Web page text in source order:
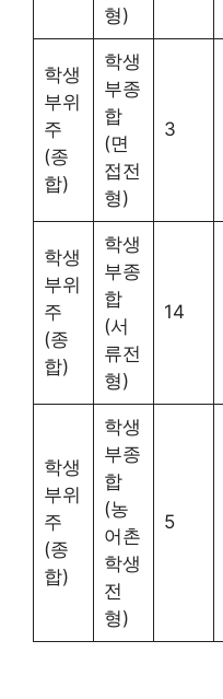
형)
학생
부위
주
(종
합)
학생
부종
합
(면
접전
형)
3
학생
부위
주
(종
합)
학생
부종
합
(서
류전
형)
14
학생
부위
주
(종
합)
학생
부종
합
(농
어촌
학생
전
형)
5